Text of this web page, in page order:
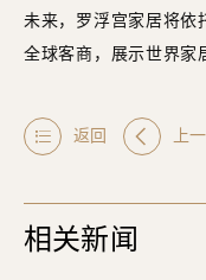
未来，罗浮宫家居将依
全球客商，展示世界家
返回 上
相关新闻